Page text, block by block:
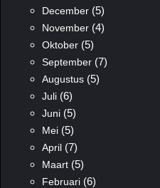
December(5)
November(4)
Oktober(5)
September(7)
Augustus(5)
Juli(6)
Juni(5)
Mei(5)
April(7)
Maart(5)
Februari(6)